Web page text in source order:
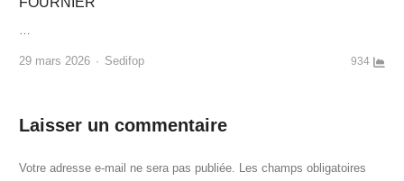
…
29 mars 2026 Author
Sedifop 934
Laisser un commentaire
Votre adresse e-mail ne sera pas publiée.
Les champs obligatoires